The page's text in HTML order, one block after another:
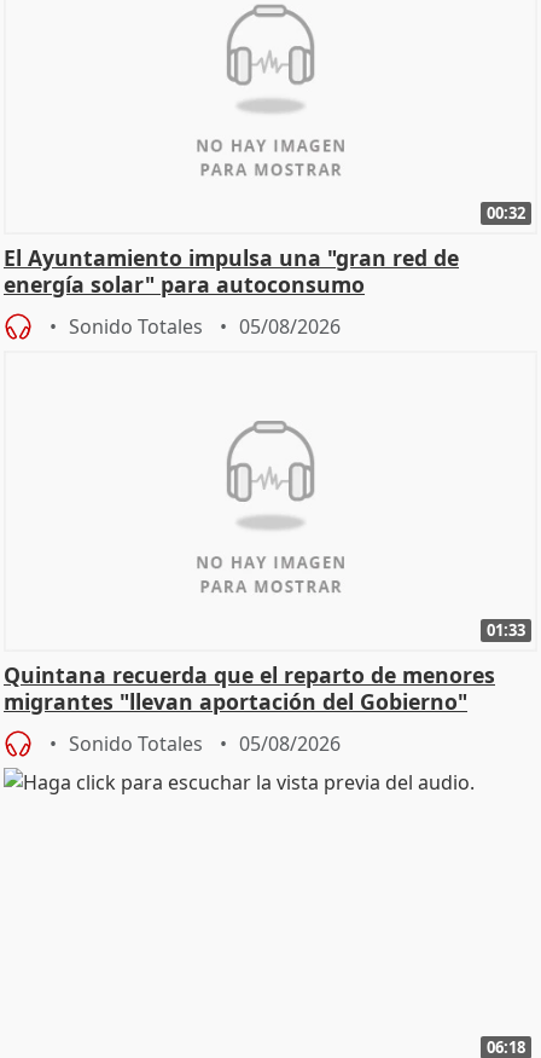
00:32
El Ayuntamiento impulsa una "gran red de
energía solar" para autoconsumo
Sonido Totales 05/08/2026
01:33
Quintana recuerda que el reparto de menores
migrantes "llevan aportación del Gobierno"
central
Sonido Totales 05/08/2026
06:18